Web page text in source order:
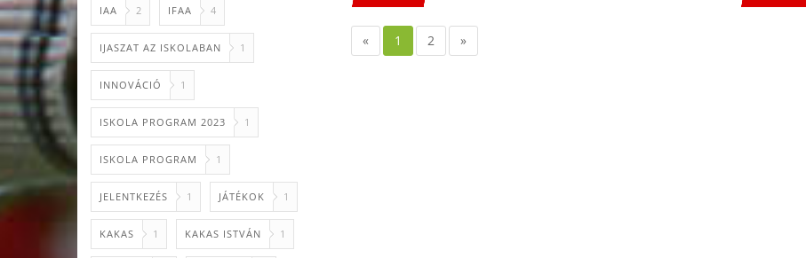
IAA 2 IFAA 4
IJASZAT AZ ISKOLABAN 1
INNOVÁCIÓ 1
ISKOLA PROGRAM 2023 1
ISKOLA PROGRAM 1
JELENTKEZÉS 1 JÁTÉKOK 1
KAKAS 1 KAKAS ISTVÁN 1
« 1 2 »